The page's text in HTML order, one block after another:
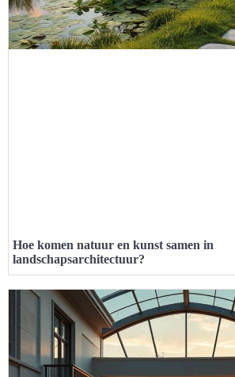
Hoe komen natuur en kunst samen in
landschapsarchitectuur?